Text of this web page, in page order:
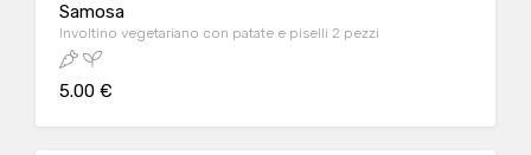
Samosa
Involtino vegetariano con patate e piselli 2 pezzi
5.00 €